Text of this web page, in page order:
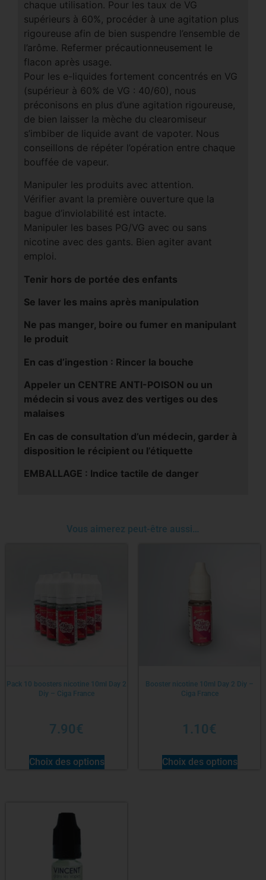
chaque utilisation. Pour les taux de VG
supérieurs à 60%, procéder à une agitation plus
rigoureuse afin de bien suspendre l’ensemble de
l’arôme. Refermer précautionneusement le
flacon après usage.
Pour les e-liquides fortement concentrés en VG
(supérieur à 60% de VG : 40/60), nous
préconisons en plus d’une agitation rigoureuse,
de bien laisser la mèche du clearomiseur
s’imbiber de liquide avant de vapoter. Nous
conseillons de répéter l’opération entre chaque
bouffée de vapeur.
Manipuler les produits avec attention.
Vérifier avant la première ouverture que la
bague d’inviolabilité est intacte.
Manipuler les bases PG/VG avec ou sans
nicotine avec des gants. Bien agiter avant
emploi.
Tenir hors de portée des enfants
Se laver les mains après manipulation
Ne pas manger, boire ou fumer en manipulant
le produit
En cas d’ingestion : Rincer la bouche
Appeler un CENTRE ANTI-POISON ou un
médecin si vous avez des vertiges ou des
malaises
En cas de consultation d’un médecin, garder à
disposition le récipient ou l’étiquette
EMBALLAGE : Indice tactile de danger
Vous aimerez peut-être aussi…
Pack 10 boosters nicotine 10ml Day 2
Diy – Ciga France
7.90€
Choix des options
Booster nicotine 10ml Day 2 Diy –
Ciga France
1.10€
Choix des options